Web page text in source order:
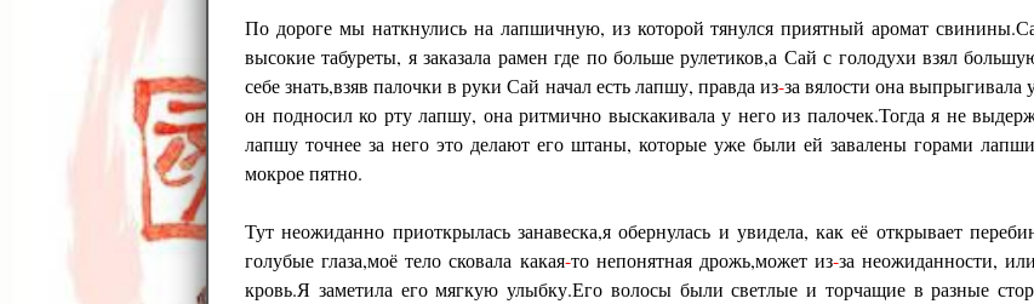
По дороге мы наткнулись на лапшичную, из которой тянулся приятный аромат
высокие табуреты, я заказала рамен где по больше рулетиков,а Сай с голодухи взял
себе знать,взяв палочки в руки Сай начал есть лапшу, правда из-за вялости она
он подносил ко рту лапшу, она ритмично выскакивала у него из палочек.Тогда я не
лапшу точнее за него это делают его штаны, которые уже были ей завалены горами
мокрое пятно.
Тут неожиданно приоткрылась занавеска,я обернулась и увидела, как её открывает
голубые глаза,моё тело сковала какая-то непонятная дрожь,может из-за неожиданности,
кровь.Я заметила его мягкую улыбку.Его волосы были светлые и торчащие в разные